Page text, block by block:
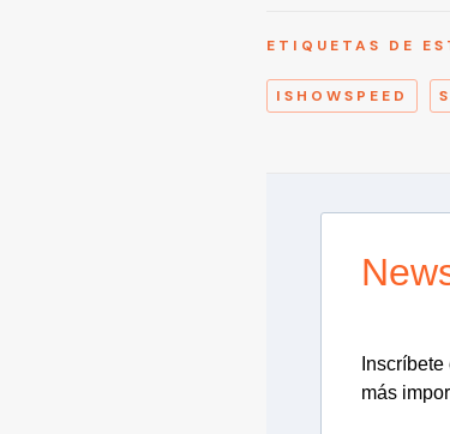
ETIQUETAS DE
ISHOWSPEED
más